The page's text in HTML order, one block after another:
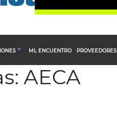
y compras
ML ENCUENTRO PROVEEDORES
AECA